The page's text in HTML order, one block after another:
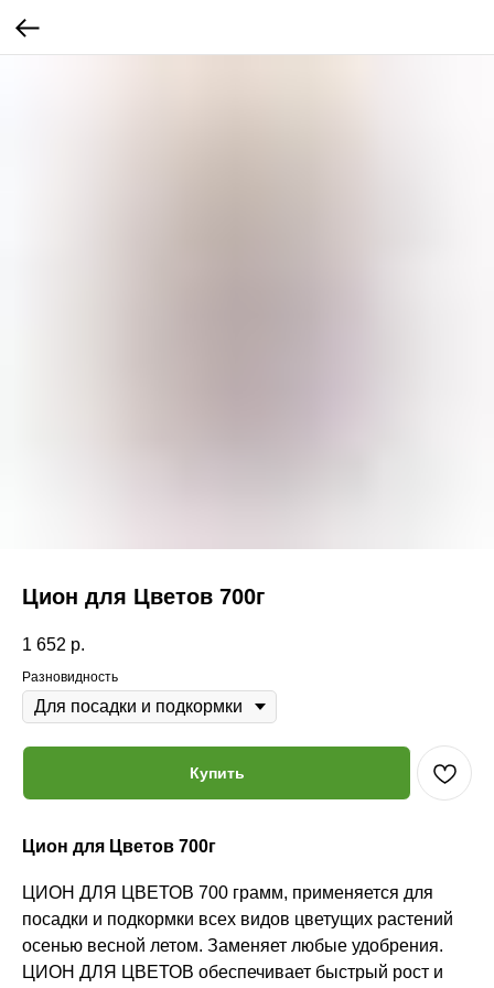
Цион для Цветов 700г
1 652 р.
Разновидность
Купить
Цион для Цветов 700г
ЦИОН ДЛЯ ЦВЕТОВ 700 грамм, применяется для
посадки и подкормки всех видов цветущих растений
осенью весной летом. Заменяет любые удобрения.
ЦИОН ДЛЯ ЦВЕТОВ обеспечивает быстрый рост и